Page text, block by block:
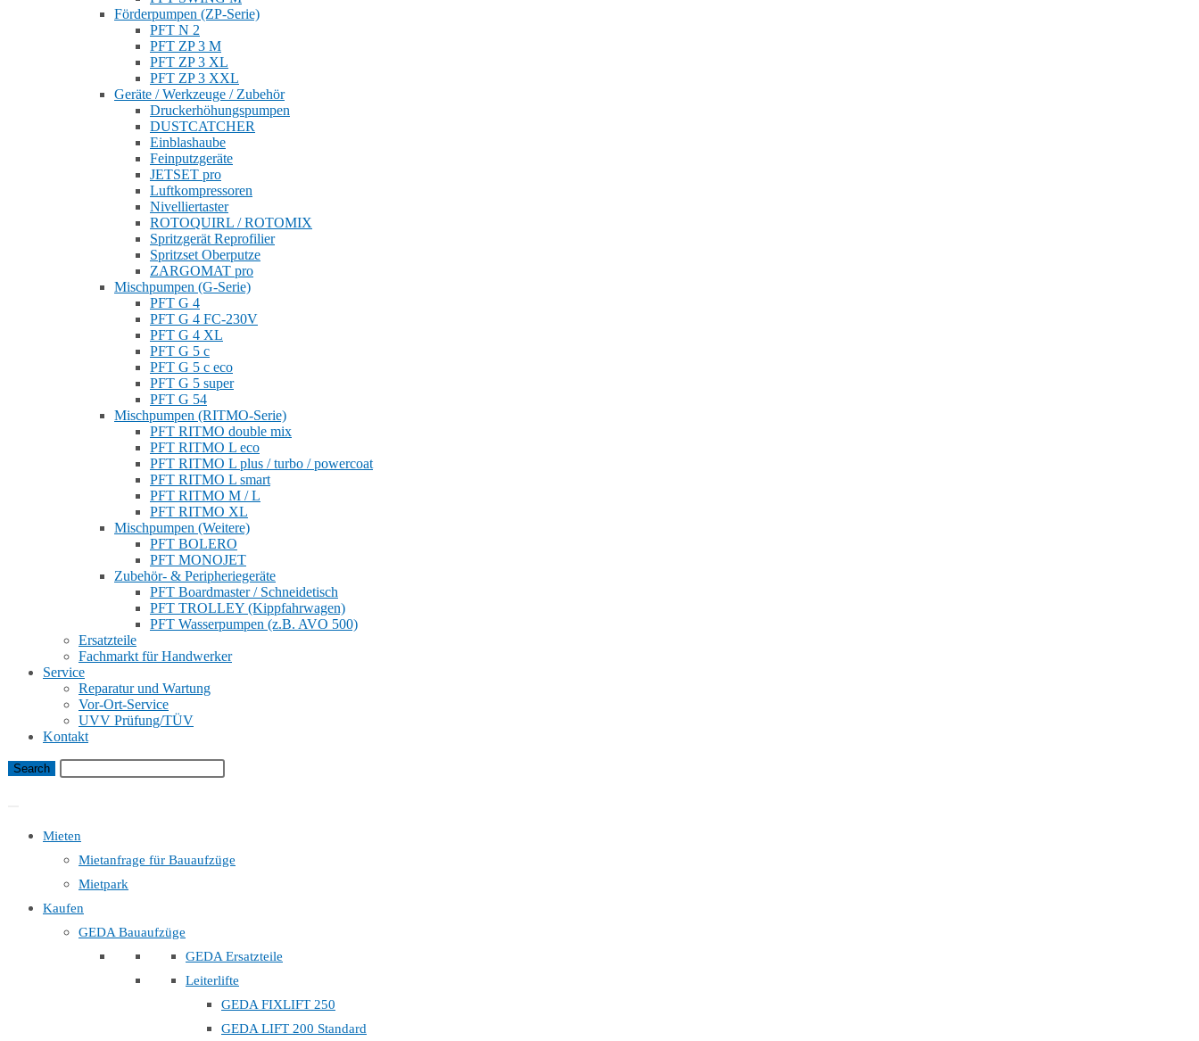
Förderpumpen (ZP-Serie)
PFT N 2
PFT ZP 3 M
PFT ZP 3 XL
PFT ZP 3 XXL
Geräte / Werkzeuge / Zubehör
Druckerhöhungspumpen
DUSTCATCHER
Einblashaube
Feinputzgeräte
JETSET pro
Luftkompressoren
Nivelliertaster
ROTOQUIRL / ROTOMIX
Spritzgerät Reprofilier
Spritzset Oberputze
ZARGOMAT pro
Mischpumpen (G-Serie)
PFT G 4
PFT G 4 FC-230V
PFT G 4 XL
PFT G 5 c
PFT G 5 c eco
PFT G 5 super
PFT G 54
Mischpumpen (RITMO-Serie)
PFT RITMO double mix
PFT RITMO L eco
PFT RITMO L plus / turbo / powercoat
PFT RITMO L smart
PFT RITMO M / L
PFT RITMO XL
Mischpumpen (Weitere)
PFT BOLERO
PFT MONOJET
Zubehör- & Peripheriegeräte
PFT Boardmaster / Schneidetisch
PFT TROLLEY (Kippfahrwagen)
PFT Wasserpumpen (z.B. AVO 500)
Ersatzteile
Fachmarkt für Handwerker
Service
Reparatur und Wartung
Vor-Ort-Service
UVV Prüfung/TÜV
Kontakt
Mieten
Mietanfrage für Bauaufzüge
Mietpark
Kaufen
GEDA Bauaufzüge
GEDA Ersatzteile
Leiterlifte
GEDA FIXLIFT 250
GEDA LIFT 200 Standard